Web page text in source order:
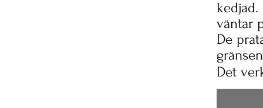
väntar
De
Det